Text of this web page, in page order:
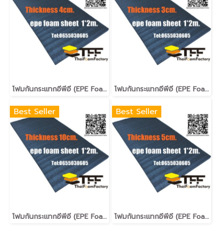
โฟมกันกระแทกอีพีอี (EPE Foam Sheet )โฟมอีพีอีสีดำหนา4ซม.ขนาด100*200ซม. โฟมกันกระแทกอีพีอี (EPE Foam Sheet )โฟมอีพีอีสีดำหนา3ซม.ขนาด100*200ซม.
Best Seller
โฟมกันกระแทกอีพีอี (EPE Foam Sheet )โฟมอีพีอีสีดำหนา10ซม.ขนาด100*200ซม.
Best Seller
โฟมกันกระแทกอีพีอี (EPE Foam Sheet )โฟมอีพีอีสีดำหนา5ซม.ขนาด100*200ซม.